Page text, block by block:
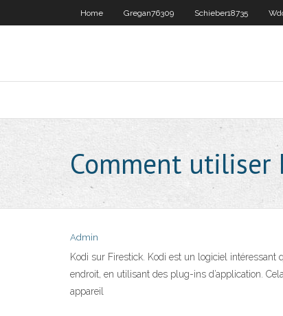
Home Gregan76309 Schieber18735
Comment
Admin
Kodi sur Firestick. Kodi est un logiciel
endroit, en utilisant des plug-ins d’application.
appareil